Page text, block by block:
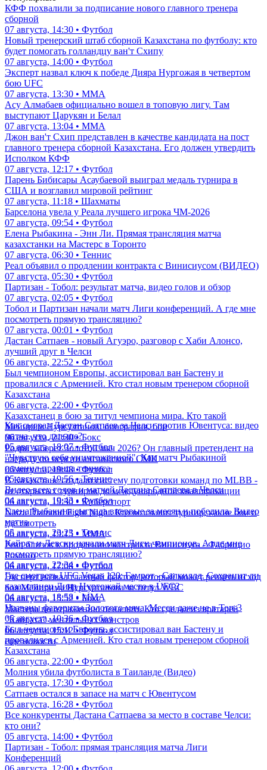
КФФ похвалили за подписание нового главного тренера
сборной
07 августа, 14:30 • Футбол
Новый тренерский штаб сборной Казахстана по футболу: кто
будет помогать голландцу ван'т Схипу
07 августа, 14:00 • Футбол
Эксперт назвал ключ к победе Дияра Нургожая в четвертом
бою UFC
07 августа, 13:30 • ММА
Асу Алмабаев официально вошел в топовую лигу. Там
выступают Царукян и Белал
07 августа, 13:04 • ММА
Джон ван'т Схип представлен в качестве кандидата на пост
главного тренера сборной Казахстана. Его должен утвердить
Исполком КФФ
07 августа, 12:17 • Футбол
Парень Бибисары Асаубаевой выиграл медаль турнира в
США и возглавил мировой рейтинг
07 августа, 11:18 • Шахматы
Барселона увела у Реала лучшего игрока ЧМ-2026
07 августа, 09:54 • Футбол
Елена Рыбакина - Энн Ли. Прямая трансляция матча
казахстанки на Мастерс в Торонто
07 августа, 06:30 • Теннис
Реал объявил о продлении контракта с Винисиусом (ВИДЕО)
07 августа, 05:30 • Футбол
Партизан - Тобол: результат матча, видео голов и обзор
07 августа, 02:05 • Футбол
Тобол и Партизан начали матч Лиги конференций. А где мне
посмотреть прямую трансляцию?
07 августа, 00:01 • Футбол
Дастан Сатпаев - новый Агуэро, разговор с Хаби Алонсо,
лучший друг в Челси
06 августа, 22:52 • Футбол
Был чемпионом Европы, ассистировал ван Бастену и
провалился с Арменией. Кто стал новым тренером сборной
Казахстана
06 августа, 22:00 • Футбол
Казахстанец в бою за титул чемпиона мира. Кто такой
Мейирим Нурсултанов: биография, бои
06 августа, 21:30 • Бокс
Родри заберет Золотой мяч 2026? Он главный претендент на
награду по версии английского СМИ
06 августа, 19:48 • Футбол
В Казахстане создали систему подготовки команд по MLBB -
от открытых турниров до международной квалификации
06 августа, 19:30 • Киберспорт
Naiza Diamond Fight Night. Кто возглавит турнир, какие бои и
где смотреть
06 августа, 19:15 • ММА
Реал близок к продлению контракта Винисиуса - Фабрицио
Романо
06 августа, 17:08 • Футбол
Эксперт назвал главный фактор, который может решить исход
боя Мейирима Нурсултанова за титул WBC
06 августа, 15:52 • Бокс
Мастера по отражению пенальти. Кто сделал из вратарей
"Кайрата" ментальных монстров
06 августа, 15:12 • Футбол
еще новости
Как сыграл Дастан Сатпаев за Челси против Ювентуса: видео
матча, что дальше?
05 августа, 18:07 • Футбол
"Чувствую себя уничтоженной". Как матч Рыбакиной
изменил правила тенниса
05 августа, 19:56 • Теннис
Видео всех голов и матчей Дастана Сатпаева в Челси
04 августа, 19:43 • Футбол
Елена Рыбакина сыграла впервые за месяц и победила. Видео
матча
05 августа, 23:23 • Теннис
Кайрат и Левски начали матч Лиги чемпионов. А где мне
посмотреть прямую трансляцию?
04 августа, 22:34 • Футбол
Где смотреть UFC Vegas 120: Гамрот - Салкиллд. Сохранит ли
казахстанец Дияр Нургожай место в UFC?
04 августа, 18:58 • ММА
Названы фавориты Золотого мяча. Месси даже не в Топ-3
05 августа, 10:36 • Футбол
Был чемпионом Европы, ассистировал ван Бастену и
провалился с Арменией. Кто стал новым тренером сборной
Казахстана
06 августа, 22:00 • Футбол
Молния убила футболиста в Таиланде (Видео)
05 августа, 17:30 • Футбол
Сатпаев остался в запасе на матч с Ювентусом
05 августа, 16:28 • Футбол
Все конкуренты Дастана Сатпаева за место в составе Челси:
кто они?
05 августа, 14:00 • Футбол
Партизан - Тобол: прямая трансляция матча Лиги
Конференций